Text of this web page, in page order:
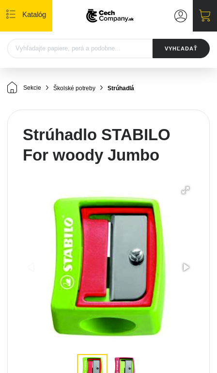
Katalóg
VYHĽADAŤ
Sekcie Školské potreby Strúhadlá
Strúhadlo STABILO
For woody Jumbo